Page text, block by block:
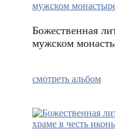
Божественная
мужском
смотреть альбом